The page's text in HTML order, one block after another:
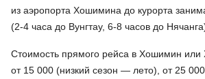
из аэропорта Хошимина до курорта
(2-4 часа до Вунгтау, 6-8 часов до
Стоимость прямого рейса в Хошимин или
от 15 000 (низкий сезон — лето), от 25